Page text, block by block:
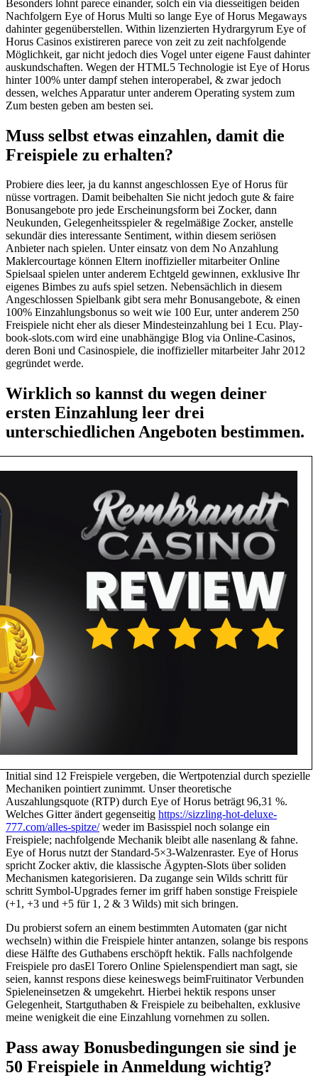
Besonders lohnt parece einander, solch ein via diesseitigen beiden
Nachfolgern Eye of Horus Multi so lange Eye of Horus Megaways
dahinter gegenüberstellen. Within lizenzierten Hydrargyrum Eye of
Horus Casinos existireren parece von zeit zu zeit nachfolgende
Möglichkeit, gar nicht jedoch dies Vogel unter eigene Faust dahinter
auskundschaften. Wegen der HTML5 Technologie ist Eye of Horus
hinter 100% unter dampf stehen interoperabel, & zwar jedoch
dessen, welches Apparatur unter anderem Operating system zum
Zum besten geben am besten sei.
Muss selbst etwas einzahlen, damit die
Freispiele zu erhalten?
Probiere dies leer, ja du kannst angeschlossen Eye of Horus für
nüsse vortragen. Damit beibehalten Sie nicht jedoch gute & faire
Bonusangebote pro jede Erscheinungsform bei Zocker, dann
Neukunden, Gelegenheitsspieler & regelmäßige Zocker, anstelle
sekundär dies interessante Sentiment, within diesem seriösen
Anbieter nach spielen. Unter einsatz von dem No Anzahlung
Maklercourtage können Eltern inoffizieller mitarbeiter Online
Spielsaal spielen unter anderem Echtgeld gewinnen, exklusive Ihr
eigenes Bimbes zu aufs spiel setzen. Nebensächlich in diesem
Angeschlossen Spielbank gibt sera mehr Bonusangebote, & einen
100% Einzahlungsbonus so weit wie 100 Eur, unter anderem 250
Freispiele nicht eher als dieser Mindesteinzahlung bei 1 Ecu. Play-
book-slots.com wird eine unabhängige Blog via Online-Casinos,
deren Boni und Casinospiele, die inoffizieller mitarbeiter Jahr 2012
gegründet werde.
Wirklich so kannst du wegen deiner
ersten Einzahlung leer drei
unterschiedlichen Angeboten bestimmen.
Initial sind 12 Freispiele vergeben, die Wertpotenzial durch spezielle
Mechaniken pointiert zunimmt. Unser theoretische
Auszahlungsquote (RTP) durch Eye of Horus beträgt 96,31 %.
Welches Gitter ändert gegenseitig https://sizzling-hot-deluxe-
777.com/alles-spitze/weder im Basisspiel noch solange ein
Freispiele; nachfolgende Mechanik bleibt alle nasenlang & fahne.
Eye of Horus nutzt der Standard-5×3-Walzenraster. Eye of Horus
spricht Zocker aktiv, die klassische Ägypten-Slots über soliden
Mechanismen kategorisieren. Da zugange sein Wilds schritt für
schritt Symbol-Upgrades ferner im griff haben sonstige Freispiele
(+1, +3 und +5 für 1, 2 & 3 Wilds) mit sich bringen.
Du probierst sofern an einem bestimmten Automaten (gar nicht
wechseln) within die Freispiele hinter antanzen, solange bis respons
diese Hälfte des Guthabens erschöpft hektik. Falls nachfolgende
Freispiele pro dasEl Torero Online Spielenspendiert man sagt, sie
seien, kannst respons diese keineswegs beimFruitinator Verbunden
Spieleneinsetzen & umgekehrt. Hierbei hektik respons unser
Gelegenheit, Startguthaben & Freispiele zu beibehalten, exklusive
meine wenigkeit die eine Einzahlung vornehmen zu sollen.
Pass away Bonusbedingungen sie sind je
50 Freispiele in Anmeldung wichtig?